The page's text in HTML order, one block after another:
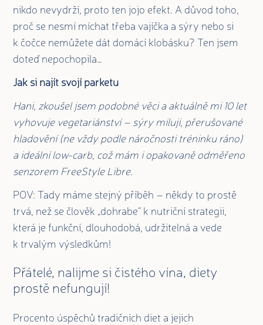
nikdo nevydrží, proto ten jojo efekt. A důvod toho,
proč se nesmí míchat třeba vajíčka a sýry nebo si
k čočce nemůžete dát domácí klobásku? Ten jsem
doteď nepochopila…
Jak si najít svojí parketu
Hani, zkoušel jsem podobné věci a aktuálně mi 10 let
vyhovuje vegetariánství – sýry miluji, přerušované
hladovění (ne vždy podle náročnosti tréninku ráno)
a ideální low-carb, což mám i opakovaně odměřeno
senzorem FreeStyle Libre.
POV: Tady máme stejný příběh – někdy to prostě
trvá, než se člověk „dohrabe“ k nutriční strategii,
která je funkční, dlouhodobá, udržitelná a vede
k trvalým výsledkům!
Přátelé, nalijme si čistého vína, diety
prostě nefungují!
Procento úspěchů tradičních diet a jejich